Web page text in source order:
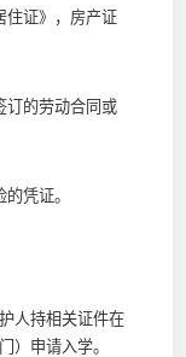
证》，房产证
的劳动合同或
凭证。
人持相关证件在
）申请入学。